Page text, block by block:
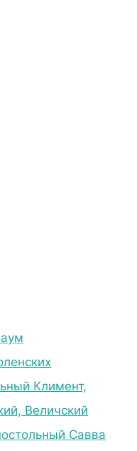
Климент,
Величский
Савва